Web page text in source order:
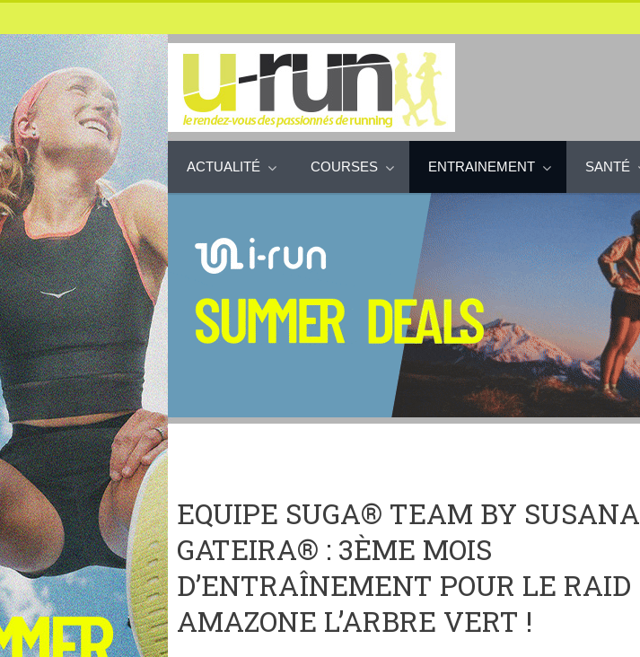
ACTUALITÉ COURSES ENTRAINEMENT SANTÉ
EQUIPE SUGA® TEAM BY SUSANA
GATEIRA® : 3ÈME MOIS
D’ENTRAÎNEMENT POUR LE RAID
AMAZONE L’ARBRE VERT !